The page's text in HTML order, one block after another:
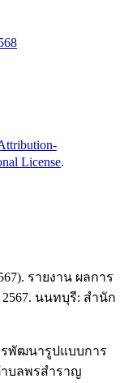
License.
รายงาน ผลการ
นนทบุรี: สำนัก
รพัฒนารูปแบบการ
บลพรสำราญ